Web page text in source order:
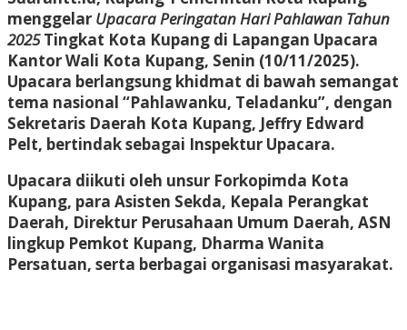
menggelar Upacara Peringatan Hari Pahlawan Tahun
2025Tingkat Kota Kupang di Lapangan Upacara
Kantor Wali Kota Kupang, Senin (10/11/2025).
Upacara berlangsung khidmat di bawah semangat
tema nasional “Pahlawanku, Teladanku”, dengan
Sekretaris Daerah Kota Kupang, Jeffry Edward
Pelt, bertindak sebagai Inspektur Upacara.
Upacara diikuti oleh unsur Forkopimda Kota
Kupang, para Asisten Sekda, Kepala Perangkat
Daerah, Direktur Perusahaan Umum Daerah, ASN
lingkup Pemkot Kupang, Dharma Wanita
Persatuan, serta berbagai organisasi masyarakat.